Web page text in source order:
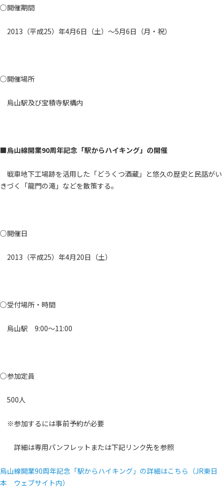
○開催期間
2013（平成25）年4月6日（土）～5月6日（月・祝）
○開催場所
烏山駅及び宝積寺駅構内
■烏山線開業90周年記念「駅からハイキング」の開催
戦車地下工場跡を活用した「どうくつ酒蔵」と悠久の歴史と民話がい
きづく「龍門の滝」などを散策する。
○開催日
2013（平成25）年4月20日（土）
○受付場所・時間
烏山駅 9:00～11:00
○参加定員
500人
※参加するには事前予約が必要
詳細は専用パンフレットまたは下記リンク先を参照
烏山線開業90周年記念「駅からハイキング」の詳細はこちら（JR東日
本 ウェブサイト内）